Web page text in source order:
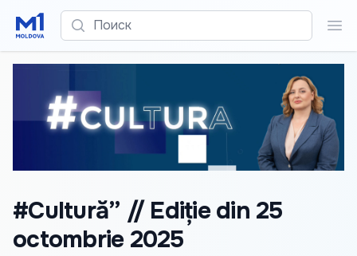
Поиск
#Cultură” // Ediție din 25
octombrie 2025